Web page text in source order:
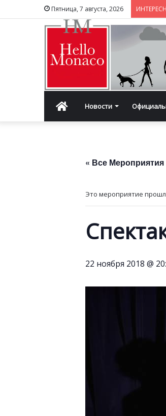
Пятница, 7 августа, 2026
ГлавнаяНовости
« Все Мероприятия
Это мероприятие
22 ноября 2018 @